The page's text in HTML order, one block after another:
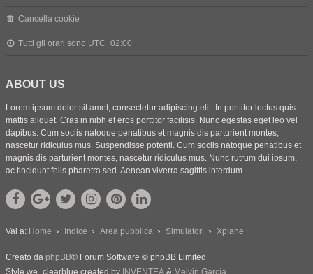
Cancella cookie
Tutti gli orari sono UTC+02:00
ABOUT US
Lorem ipsum dolor sit amet, consectetur adipiscing elit. In porttitor lectus quis
mattis aliquet. Cras in nibh et eros porttitor facilisis. Nunc egestas eget leo vel
dapibus. Cum sociis natoque penatibus et magnis dis parturient montes,
nascetur ridiculus mus. Suspendisse potenti. Cum sociis natoque penatibus et
magnis dis parturient montes, nascetur ridiculus mus. Nunc rutrum dui ipsum,
ac tincidunt felis pharetra sed. Aenean viverra sagittis interdum.
Vai a: Home Indice Area pubblica Simulatori Xplane
Creato da phpBB® Forum Software © phpBB Limited
Style we_clearblue created by INVENTEA & Melvin García